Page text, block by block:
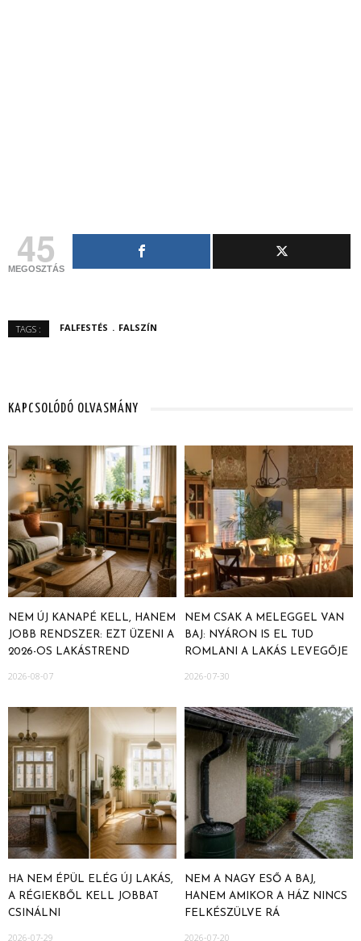
45
MEGOSZTÁS
TAGS : FALFESTÉS FALSZÍN
KAPCSOLÓDÓ OLVASMÁNY
NEM ÚJ KANAPÉ KELL, HANEM
JOBB RENDSZER: EZT ÜZENI A
2026-OS LAKÁSTREND
2026-08-07
NEM CSAK A MELEGGEL VAN
BAJ: NYÁRON IS EL TUD
ROMLANI A LAKÁS LEVEGŐJE
2026-07-30
HA NEM ÉPÜL ELÉG ÚJ LAKÁS,
A RÉGIEKBŐL KELL JOBBAT
CSINÁLNI
2026-07-29
NEM A NAGY ESŐ A BAJ,
HANEM AMIKOR A HÁZ NINCS
FELKÉSZÜLVE RÁ
2026-07-20